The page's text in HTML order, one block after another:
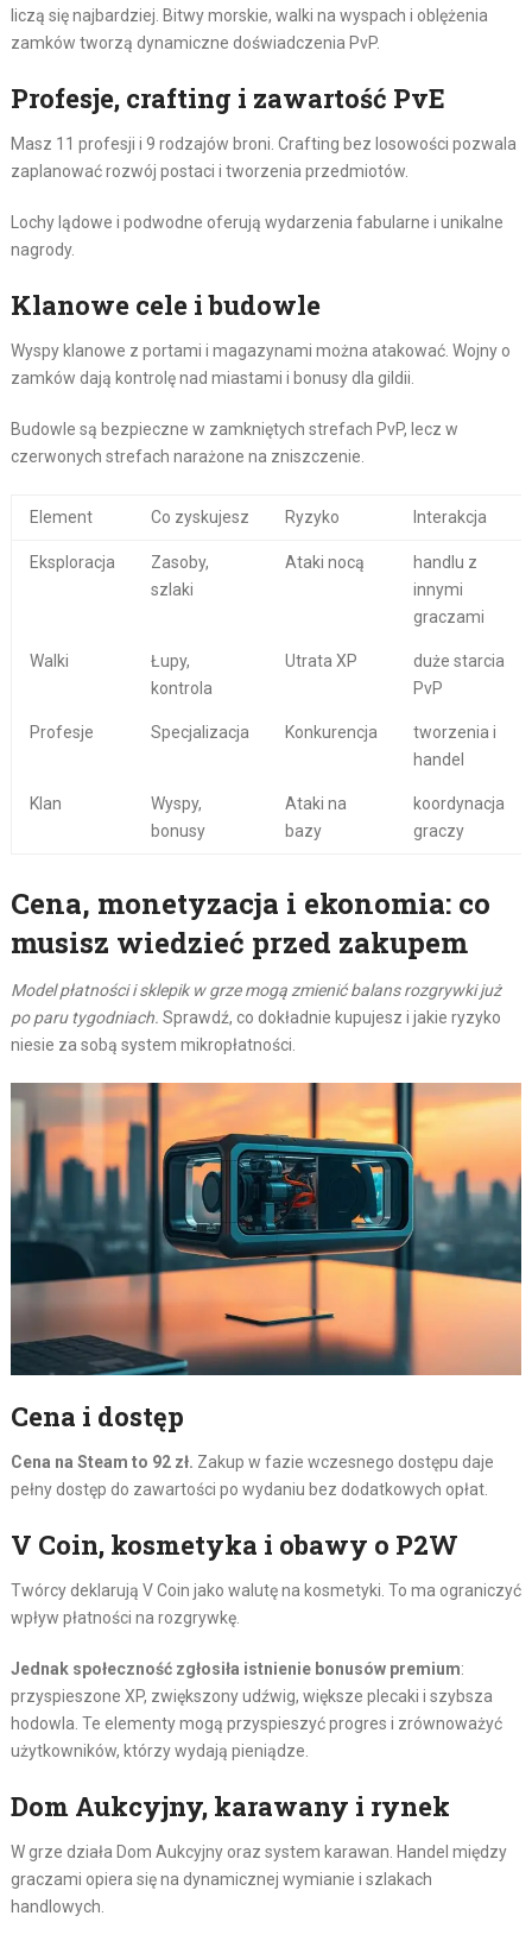
liczą się najbardziej. Bitwy morskie, walki na wyspach i oblężenia
zamków tworzą dynamiczne doświadczenia PvP.
Profesje, crafting i zawartość PvE
Masz 11 profesji i 9 rodzajów broni. Crafting bez losowości pozwala
zaplanować rozwój postaci i tworzenia przedmiotów.
Lochy lądowe i podwodne oferują wydarzenia fabularne i unikalne
nagrody.
Klanowe cele i budowle
Wyspy klanowe z portami i magazynami można atakować. Wojny o
zamków dają kontrolę nad miastami i bonusy dla gildii.
Budowle są bezpieczne w zamkniętych strefach PvP, lecz w
czerwonych strefach narażone na zniszczenie.
Element Co zyskujesz Ryzyko Interakcja
Eksploracja
Zasoby,
szlaki
Ataki nocą
handlu z
innymi
graczami
Walki
Łupy,
kontrola
Utrata XP
duże starcia
PvP
Profesje Specjalizacja Konkurencja
tworzenia i
handel
Klan
Wyspy,
bonusy
Ataki na
bazy
koordynacja
graczy
Cena, monetyzacja i ekonomia: co
musisz wiedzieć przed zakupem
Model płatności i sklepik w grze mogą zmienić balans rozgrywki już
po paru tygodniach. Sprawdź, co dokładnie kupujesz i jakie ryzyko
niesie za sobą system mikropłatności.
Cena i dostęp
Cena na Steam to 92 zł. Zakup w fazie wczesnego dostępu daje
pełny dostęp do zawartości po wydaniu bez dodatkowych opłat.
V Coin, kosmetyka i obawy o P2W
Twórcy deklarują V Coin jako walutę na kosmetyki. To ma ograniczyć
wpływ płatności na rozgrywkę.
Jednak społeczność zgłosiła istnienie bonusów premium:
przyspieszone XP, zwiększony udźwig, większe plecaki i szybsza
hodowla. Te elementy mogą przyspieszyć progres i zrównoważyć
użytkowników, którzy wydają pieniądze.
Dom Aukcyjny, karawany i rynek
W grze działa Dom Aukcyjny oraz system karawan. Handel między
graczami opiera się na dynamicznej wymianie i szlakach
handlowych.